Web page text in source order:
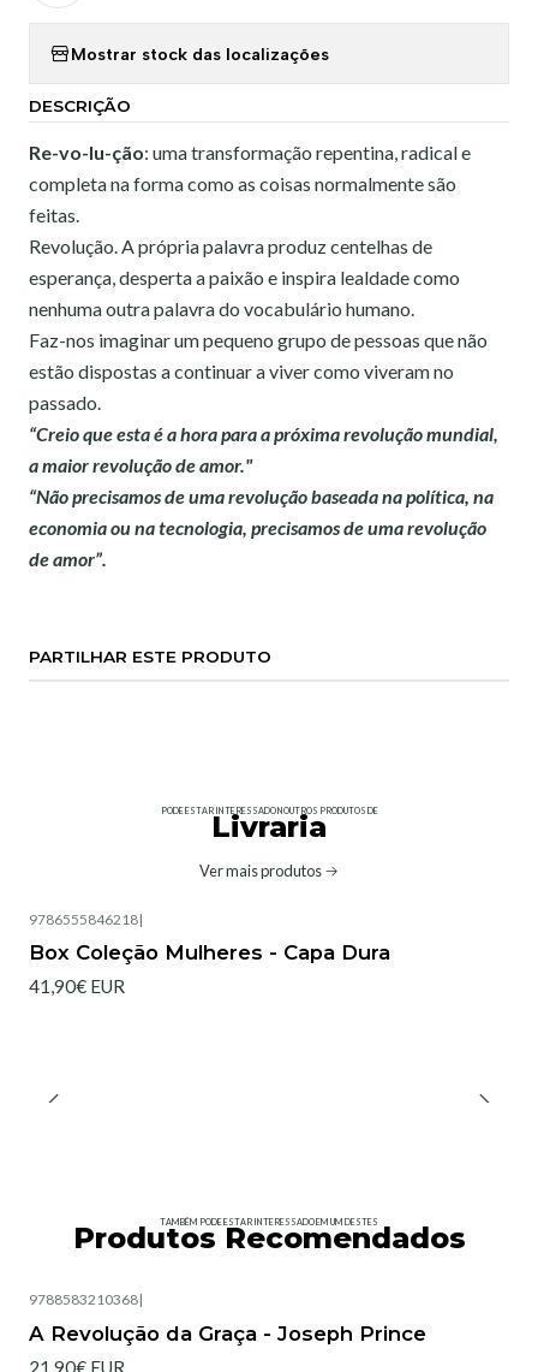
Mostrar stock das localizações
DESCRIÇÃO
Re-vo-lu-ção: uma transformação repentina, radical e
completa na forma como as coisas normalmente são
feitas.
Revolução. A própria palavra produz centelhas de
esperança, desperta a paixão e inspira lealdade como
nenhuma outra palavra do vocabulário humano.
Faz-nos imaginar um pequeno grupo de pessoas que não
estão dispostas a continuar a viver como viveram no
passado.
“Creio que esta é a hora para a próxima revolução mundial,
a maior revolução de amor."
“Não precisamos de uma revolução baseada na política, na
economia ou na tecnologia, precisamos de uma revolução
de amor”.
PARTILHAR ESTE PRODUTO
PODE ESTAR INTERESSADO NOUTROS PRODUTOS DE
Livraria
Ver mais produtos
9786555846218|
Box Coleção Mulheres - Capa Dura
41,90€ EUR
TAMBÉM PODE ESTAR INTERESSADO EM UM DESTES
Produtos Recomendados
9788583210368|
A Revolução da Graça - Joseph Prince
21,90€ EUR